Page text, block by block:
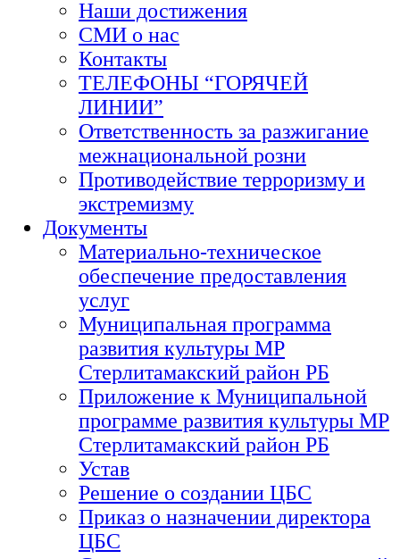
Наши достижения
СМИ о нас
Контакты
ТЕЛЕФОНЫ “ГОРЯЧЕЙ
ЛИНИИ”
Ответственность за разжигание
межнациональной розни
Противодействие терроризму и
экстремизму
Документы
Материально-техническое
обеспечение предоставления
услуг
Муниципальная программа
развития культуры МР
Стерлитамакский район РБ
Приложение к Муниципальной
программе развития культуры МР
Стерлитамакский район РБ
Устав
Решение о создании ЦБС
Приказ о назначении директора
ЦБС